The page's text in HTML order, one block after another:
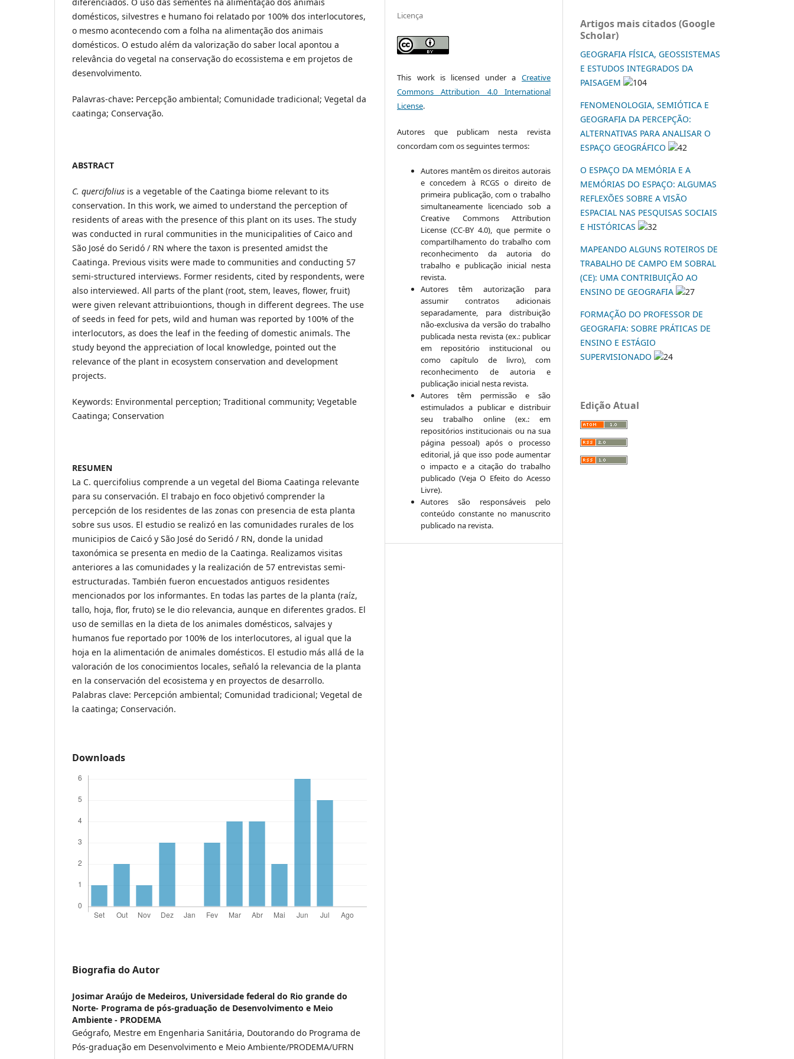
domésticos, silvestres e humano foi relatado por 100% dos interlocutores,
o mesmo acontecendo com a folha na alimentação dos animais
domésticos. O estudo além da valorização do saber local apontou a
relevância do vegetal na conservação do ecossistema e em projetos de
desenvolvimento.
Palavras-chave: Percepção ambiental; Comunidade tradicional; Vegetal da
caatinga; Conservação.
ABSTRACT
C. quercifolius is a vegetable of the Caatinga biome relevant to its
conservation. In this work, we aimed to understand the perception of
residents of areas with the presence of this plant on its uses. The study
was conducted in rural communities in the municipalities of Caico and
São José do Seridó / RN where the taxon is presented amidst the
Caatinga. Previous visits were made to communities and conducting 57
semi-structured interviews. Former residents, cited by respondents, were
also interviewed. All parts of the plant (root, stem, leaves, flower, fruit)
were given relevant attribuiontions, though in different degrees. The use
of seeds in feed for pets, wild and human was reported by 100% of the
interlocutors, as does the leaf in the feeding of domestic animals. The
study beyond the appreciation of local knowledge, pointed out the
relevance of the plant in ecosystem conservation and development
projects.
Keywords: Environmental perception; Traditional community; Vegetable
Caatinga; Conservation
RESUMEN
La C. quercifolius comprende a un vegetal del Bioma Caatinga relevante
para su conservación. El trabajo en foco objetivó comprender la
percepción de los residentes de las zonas con presencia de esta planta
sobre sus usos. El estudio se realizó en las comunidades rurales de los
municipios de Caicó y São José do Seridó / RN, donde la unidad
taxonómica se presenta en medio de la Caatinga. Realizamos visitas
anteriores a las comunidades y la realización de 57 entrevistas semi-
estructuradas. También fueron encuestados antiguos residentes
mencionados por los informantes. En todas las partes de la planta (raíz,
tallo, hoja, flor, fruto) se le dio relevancia, aunque en diferentes grados. El
uso de semillas en la dieta de los animales domésticos, salvajes y
humanos fue reportado por 100% de los interlocutores, al igual que la
hoja en la alimentación de animales domésticos. El estudio más allá de la
valoración de los conocimientos locales, señaló la relevancia de la planta
en la conservación del ecosistema y en proyectos de desarrollo.
Palabras clave: Percepción ambiental; Comunidad tradicional; Vegetal de
la caatinga; Conservación.
Downloads
Biografia do Autor
Josimar Araújo de Medeiros, Universidade federal do Rio grande do
Norte- Programa de pós-graduação de Desenvolvimento e Meio
Ambiente - PRODEMA
Geógrafo, Mestre em Engenharia Sanitária, Doutorando do Programa de
Pós-graduação em Desenvolvimento e Meio Ambiente/PRODEMA/UFRN
Licença
This work is licensed under a Creative
Commons Attribution 4.0 International
License.
Autores que publicam nesta revista
concordam com os seguintes termos:
Autores mantêm os direitos autorais
e concedem à RCGS o direito de
primeira publicação, com o trabalho
simultaneamente licenciado sob a
Creative Commons Attribution
License (CC-BY 4.0), que permite o
compartilhamento do trabalho com
reconhecimento da autoria do
trabalho e publicação inicial nesta
revista.
Autores têm autorização para
assumir contratos adicionais
separadamente, para distribuição
não-exclusiva da versão do trabalho
publicada nesta revista (ex.: publicar
em repositório institucional ou
como capítulo de livro), com
reconhecimento de autoria e
publicação inicial nesta revista.
Autores têm permissão e são
estimulados a publicar e distribuir
seu trabalho online (ex.: em
repositórios institucionais ou na sua
página pessoal) após o processo
editorial, já que isso pode aumentar
o impacto e a citação do trabalho
publicado (Veja O Efeito do Acesso
Livre).
Autores são responsáveis pelo
conteúdo constante no manuscrito
publicado na revista.
Artigos mais citados (Google
Scholar)
GEOGRAFIA FÍSICA, GEOSSISTEMAS
E ESTUDOS INTEGRADOS DA
PAISAGEM
104
FENOMENOLOGIA, SEMIÓTICA E
GEOGRAFIA DA PERCEPÇÃO:
ALTERNATIVAS PARA ANALISAR O
ESPAÇO GEOGRÁFICO
42
O ESPAÇO DA MEMÓRIA E A
MEMÓRIAS DO ESPAÇO: ALGUMAS
REFLEXÕES SOBRE A VISÃO
ESPACIAL NAS PESQUISAS SOCIAIS
E HISTÓRICAS
32
MAPEANDO ALGUNS ROTEIROS DE
TRABALHO DE CAMPO EM SOBRAL
(CE): UMA CONTRIBUIÇÃO AO
ENSINO DE GEOGRAFIA
27
FORMAÇÃO DO PROFESSOR DE
GEOGRAFIA: SOBRE PRÁTICAS DE
ENSINO E ESTÁGIO
SUPERVISIONADO
24
Edição Atual